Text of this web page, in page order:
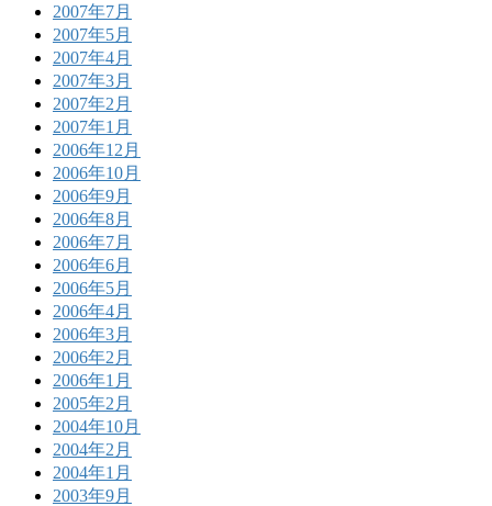
2007年7月
2007年5月
2007年4月
2007年3月
2007年2月
2007年1月
2006年12月
2006年10月
2006年9月
2006年8月
2006年7月
2006年6月
2006年5月
2006年4月
2006年3月
2006年2月
2006年1月
2005年2月
2004年10月
2004年2月
2004年1月
2003年9月